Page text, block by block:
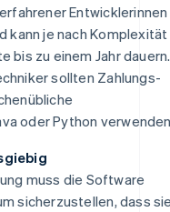
Entwicklerinnen
kann je nach Komplexität
bis zu einem Jahr dauern.
sollten Zahlungs-
oder Python
muss die Software
sicherzustellen, dass